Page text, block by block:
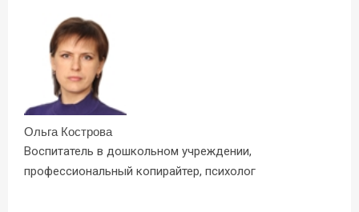
Ольга Кострова
Воспитатель в дошкольном учреждении,
профессиональный копирайтер, психолог